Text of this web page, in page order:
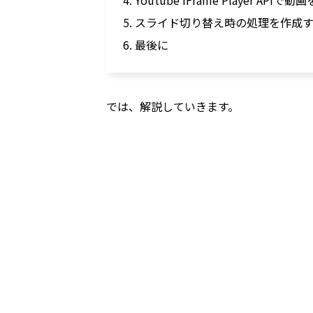
5. スライド切り替え時の処理を作成
6. 最後に
では、解説していきます。